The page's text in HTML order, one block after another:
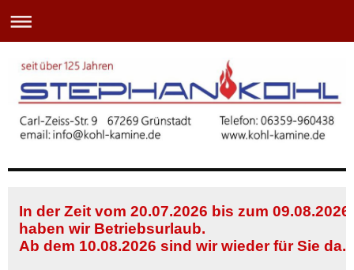
In der Zeit vom 20.07.2026 bis zum 09.08.2026
haben wir Betriebsurlaub.
Ab dem 10.08.2026 sind wir wieder für Sie da.